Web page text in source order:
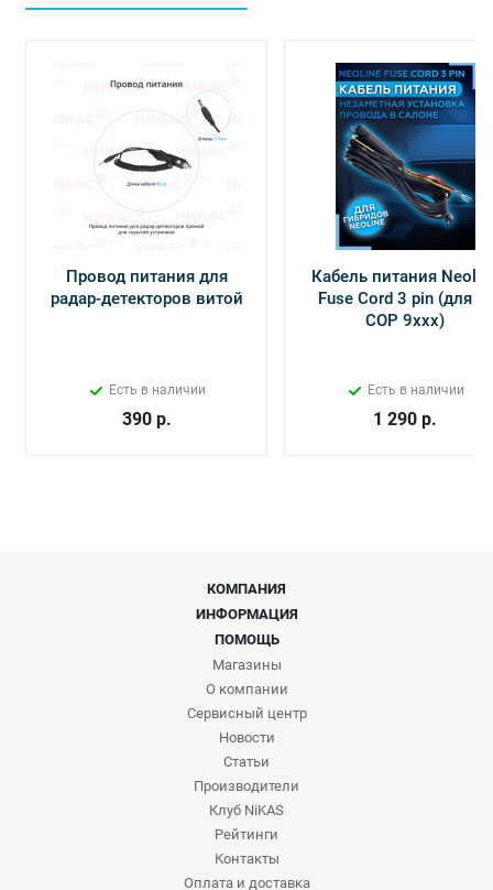
Провод питания для
радар-детекторов витой
Есть в наличии
390р.
Кабель питания
Fuse Cord 3 pin (для Х-
СОР 9ххх)
Есть в наличии
1 290 р.
КОМПАНИЯ
ИНФОРМАЦИЯ
ПОМОЩЬ
Магазины
О компании
Сервисный центр
Новости
Статьи
Производители
Клуб NiKAS
Рейтинги
Контакты
Оплата и доставка